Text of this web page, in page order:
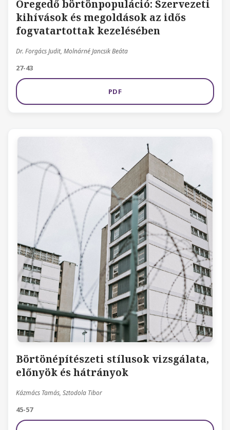
Öregedő börtönpopuláció: Szervezeti
kihívások és megoldások az idős
fogvatartottak kezelésében
Dr. Forgács Judit, Molnárné Jancsik Beáta
27-43
PDF
Börtönépítészeti stílusok vizsgálata,
előnyök és hátrányok
Kázmács Tamás, Sztodola Tibor
45-57